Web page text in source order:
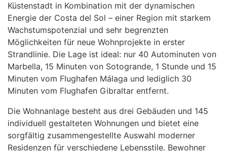
Küstenstadt in Kombination mit der dynamischen
Energie der Costa del Sol – einer Region mit starkem
Wachstumspotenzial und sehr begrenzten
Möglichkeiten für neue Wohnprojekte in erster
Strandlinie. Die Lage ist ideal: nur 40 Autominuten von
Marbella, 15 Minuten von Sotogrande, 1 Stunde und 15
Minuten vom Flughafen Málaga und lediglich 30
Minuten vom Flughafen Gibraltar entfernt.
Die Wohnanlage besteht aus drei Gebäuden und 145
individuell gestalteten Wohnungen und bietet eine
sorgfältig zusammengestellte Auswahl moderner
Residenzen für verschiedene Lebensstile. Bewohner